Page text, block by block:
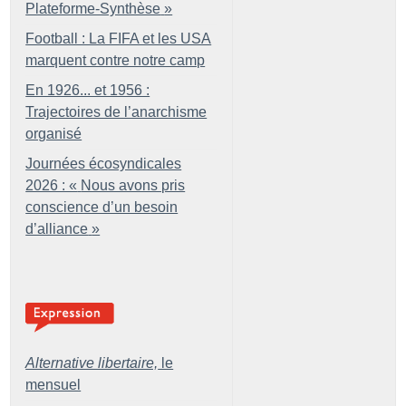
Plateforme-Synthèse »
Football : La FIFA et les USA
marquent contre notre camp
En 1926... et 1956 :
Trajectoires de l’anarchisme
organisé
Journées écosyndicales
2026 : « Nous avons pris
conscience d’un besoin
d’alliance »
Alternative libertaire, le
mensuel